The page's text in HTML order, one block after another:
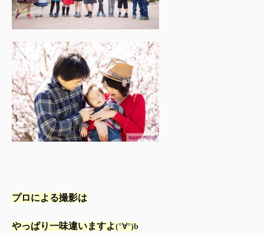
プロによる撮影は
やっぱり一味違いますよ (°∀°)b